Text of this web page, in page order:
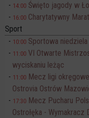
14:00 Święto jagody w
16:00 Charytatywny
Sport
10:00 Sportowa
11:00 VI Otwarte
wyciskaniu leżąc
11:00 Mecz ligi
Ostrovia Ostrów
17:30 Mecz Pucharu
Ostrołęka - Wymakracz